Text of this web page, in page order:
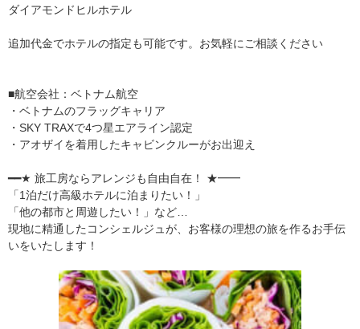
ダイアモンドヒルホテル
追加代金でホテルの指定も可能です。お気軽にご相談ください
■航空会社：ベトナム航空
・ベトナムのフラッグキャリア
・SKY TRAXで4つ星エアライン認定
・アオザイを着用したキャビンクルーがお出迎え
━━★ 旅工房ならアレンジも自由自在！ ★━━
「1泊だけ高級ホテルに泊まりたい！」
「他の都市と周遊したい！」など…
現地に精通したコンシェルジュが、お客様の理想の旅を作るお手伝
いをいたします！